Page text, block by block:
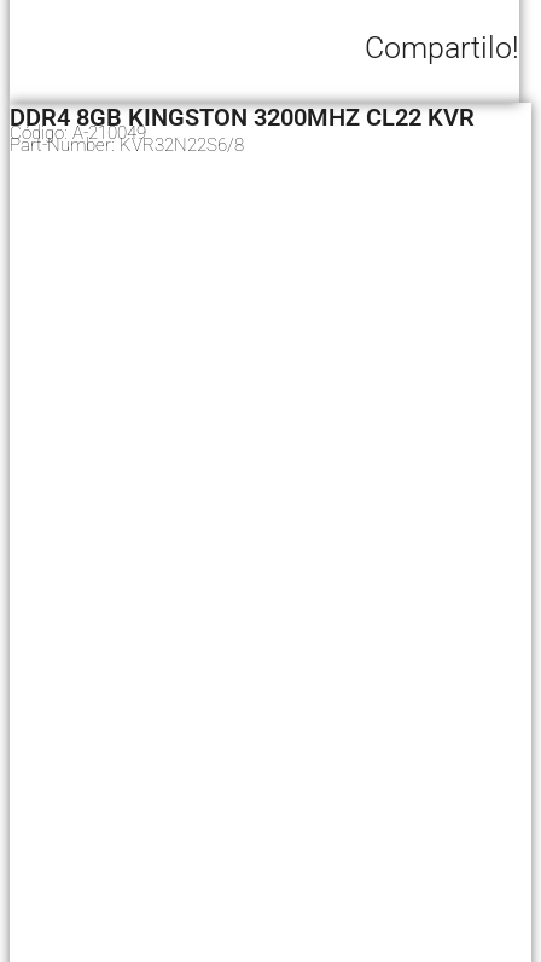
Compartilo!
DDR4 8GB KINGSTON 3200MHZ CL22 KVR
Código: A-210049
Part-Number: KVR32N22S6/8